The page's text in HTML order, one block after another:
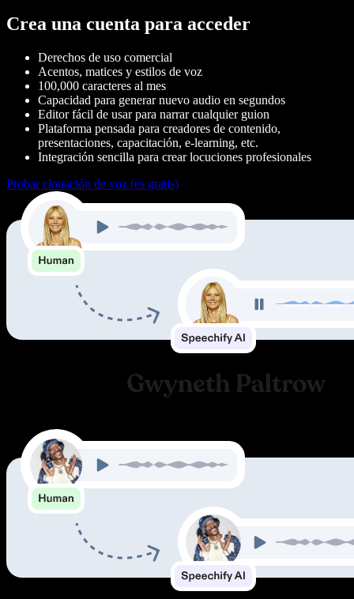
Crea una cuenta para acceder
Derechos de uso comercial
Acentos, matices y estilos de voz
100,000 caracteres al mes
Capacidad para generar nuevo audio en segundos
Editor fácil de usar para narrar cualquier guion
Plataforma pensada para creadores de contenido,
presentaciones, capacitación, e-learning, etc.
Integración sencilla para crear locuciones profesionales
Probar clonación de voz (es gratis)